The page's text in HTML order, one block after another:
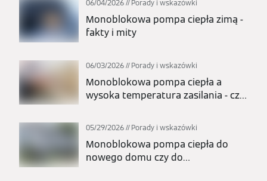
06/04/2026 Porady i wskazówki
Monoblokowa pompa ciepła zimą -
fakty i mity
06/03/2026 Porady i wskazówki
Monoblokowa pompa ciepła a
wysoka temperatura zasilania - czy
05/29/2026 Porady i wskazówki
Monoblokowa pompa ciepła do
nowego domu czy do